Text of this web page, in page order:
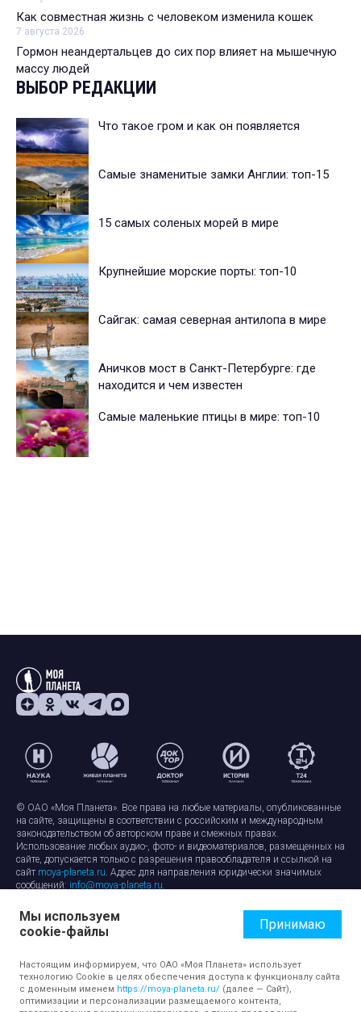
Как совместная жизнь с человеком изменила кошек
7 августа 2026
Гормон неандертальцев до сих пор влияет на мышечную
массу людей
ВЫБОР РЕДАКЦИИ
Что такое гром и как он появляется
Самые знаменитые замки Англии: топ-15
15 самых соленых морей в мире
Крупнейшие морские порты: топ-10
Сайгак: самая северная антилопа в мире
Аничков мост в Санкт-Петербурге: где
находится и чем известен
Самые маленькие птицы в мире: топ-10
© ОАО «Моя Планета». Все права на любые материалы, опубликованные
на сайте, защищены в соответствии с российским и международным
законодательством об авторском праве и смежных правах.
Использование любых аудио-, фото- и видеоматериалов, размещенных на
сайте, допускается только с разрешения правообладателя и ссылкой на
сайт moya-planeta.ru. Адрес для направления юридически значимых
сообщений: info@moya-planeta.ru.
Правила сайтаРабота с cookie-файлами
Защита персональных данных
Обработка персональных данных
Мы используем
cookie-файлы
Принимаю
Настоящим информируем, что ОАО «Моя Планета» использует
технологию Cookie в целях обеспечения доступа к функционалу сайта
с доменным именем https://moya-planeta.ru/ (далее — Сайт),
оптимизации и персонализации размещаемого контента,